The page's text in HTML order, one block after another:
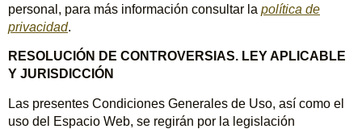
personal, para más información consultar la política de
privacidad.
RESOLUCIÓN DE CONTROVERSIAS. LEY APLICABLE
Y JURISDICCIÓN
Las presentes Condiciones Generales de Uso, así como el
uso del Espacio Web, se regirán por la legislación